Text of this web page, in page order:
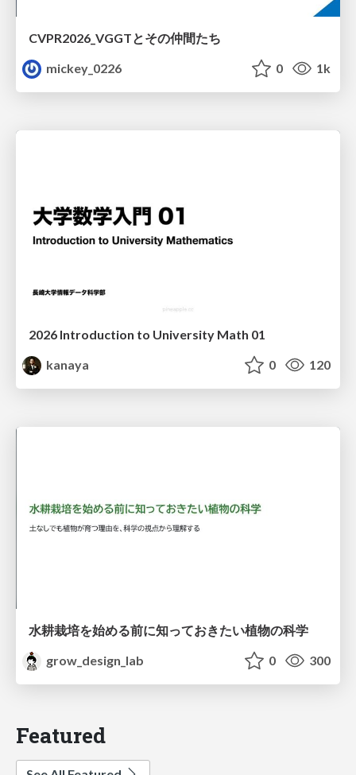
CVPR2026_VGGTとその仲間たち
mickey_0226
0 1k
2026 Introduction to University Math 01
kanaya
0 120
水耕栽培を始める前に知っておきたい植物の科学
grow_design_lab
0 300
Featured